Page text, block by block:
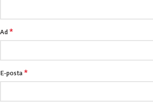
Ad*
E-posta*